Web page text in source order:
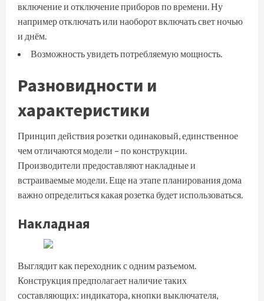
включение и отключение приборов по времени. Ну
например отключать или наоборот включать свет ночью
и днём.
Возможность увидеть потребляемую мощность.
Разновидности и
характеристики
Принцип действия розетки одинаковый, единственное
чем отличаются модели – по конструкции.
Производители предоставляют накладные и
встраиваемые модели. Еще на этапе планирования дома
важно определиться какая розетка будет использоваться.
Накладная
Выглядит как переходник с одним разъемом.
Конструкция предполагает наличие таких
составляющих: индикатора, кнопки выключателя,